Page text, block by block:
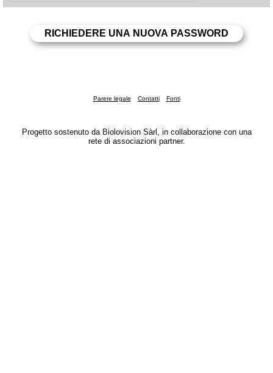
Parere legale Contatti Fonti
Progetto sostenuto da Biolovision Sàrl, in collaborazione con una
rete di associazioni partner.